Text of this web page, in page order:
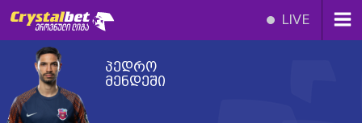
LIVE
პედრო
მენდეში